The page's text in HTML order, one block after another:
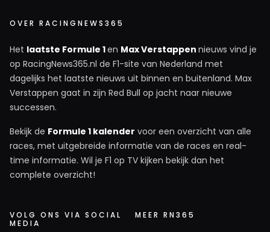
OVER RACINGNEWS365
Het laatste Formule 1en Max Verstappen nieuws vind je
op RacingNews365.nl de F1-site van Nederland met
dagelijks het laatste nieuws uit binnen en buitenland. Max
Verstappen gaat in zijn Red Bull op jacht naar nieuwe
successen.
Bekijk de Formule 1 kalender voor een overzicht van alle
races, met uitgebreide informatie van de races en real-
time informatie. Wil je F1 op TV kijken bekijk dan het
complete overzicht!
VOLG ONS VIA SOCIAL
MEDIA
MEER RN365